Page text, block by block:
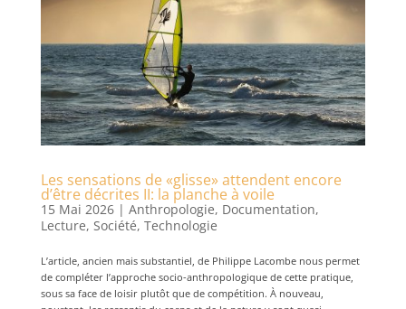
Les sensations de «glisse» attendent encore
d’être décrites II: la planche à voile
15 Mai 2026| Anthropologie, Documentation,
Lecture, Société, Technologie
L’article, ancien mais substantiel, de Philippe Lacombe nous permet
de compléter l’approche socio-anthropologique de cette pratique,
sous sa face de loisir plutôt que de compétition. À nouveau,